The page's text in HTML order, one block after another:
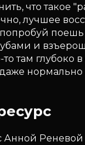
что такое
лучшее
и
там глубоко
нормально
Реневой